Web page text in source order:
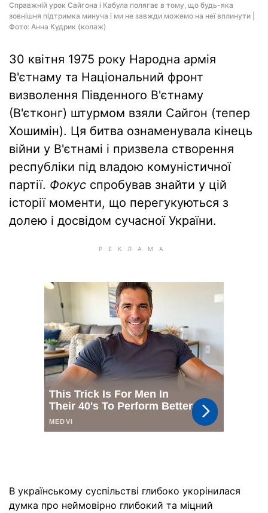
Справжній урок Сайгона і Кабула полягає в тому, що будь-яка
зовнішня підтримка минуча і ми не завжди можемо на неї вплинути |
Фото: Анна Кудрик (колаж)
30 квітня 1975 року Народна армія
В'єтнаму та Національний фронт
визволення Південного В'єтнаму
(В'єтконг) штурмом взяли Сайгон (тепер
Хошимін). Ця битва ознаменувала кінець
війни у ​​В'єтнамі і призвела створення
республіки під владою комуністичної
партії. Фокус спробував знайти у цій
історії моменти, що перегукуються з
долею і досвідом сучасної України.
В українському суспільстві глибоко укорінилася
думка про неймовірно глибокий та міцний